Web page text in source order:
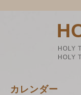
HOLY
HOLY
カレンダー